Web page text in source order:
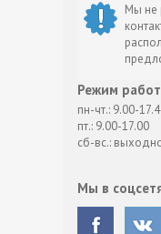
Мы не
Режим
пн-чт.: 9.00-
пт.: 9.00-17.00
сб-вс.:
Мы в